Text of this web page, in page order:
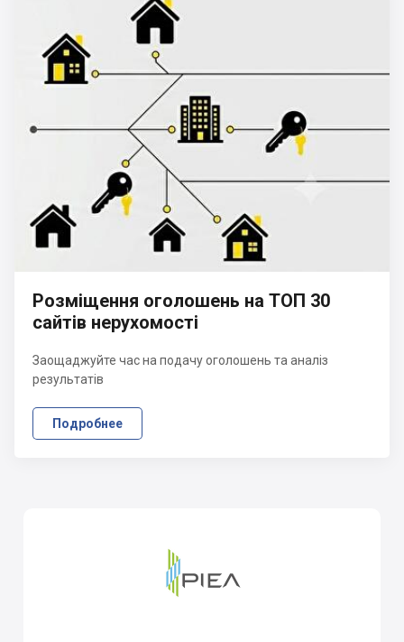
Розміщення оголошень на ТОП 30
сайтів нерухомості
Заощаджуйте час на подачу оголошень та аналіз
результатів
Подробнее